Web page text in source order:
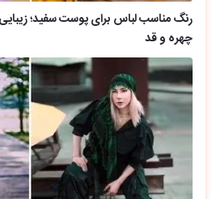
رنگ مناسب لباس برای پوست سفید؛
چهره و قد